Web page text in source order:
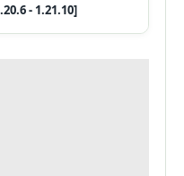
- 1.21.10]